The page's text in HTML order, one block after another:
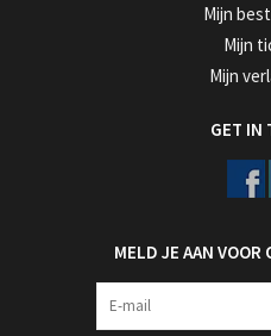
Mijn
Mijn
Mijn
GET IN
MELD JE AAN VOOR